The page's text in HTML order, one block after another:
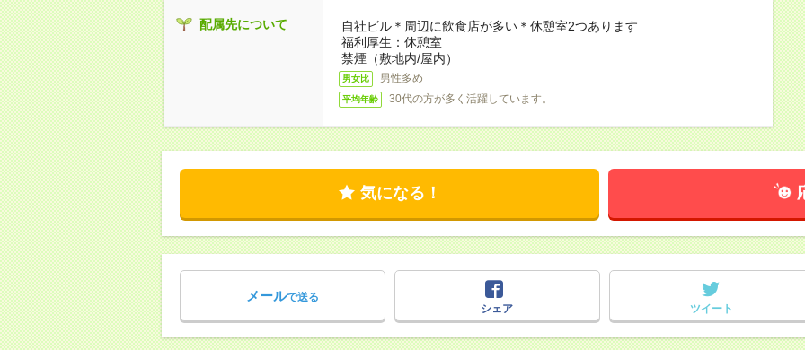
配属先について
自社ビル＊周辺に飲食店が多い＊休憩室2つあります
福利厚生：休憩室
禁煙（敷地内/屋内）
男女比 男性多め
平均年齢 30代の方が多く活躍しています。
気になる！
メールで送る
シェア
ツイート